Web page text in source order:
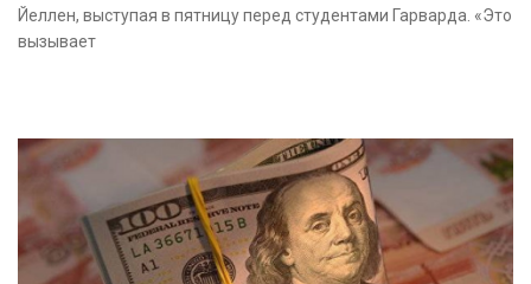
Йеллен, выступая в пятницу перед студентами Гарварда. «Это
вызывает